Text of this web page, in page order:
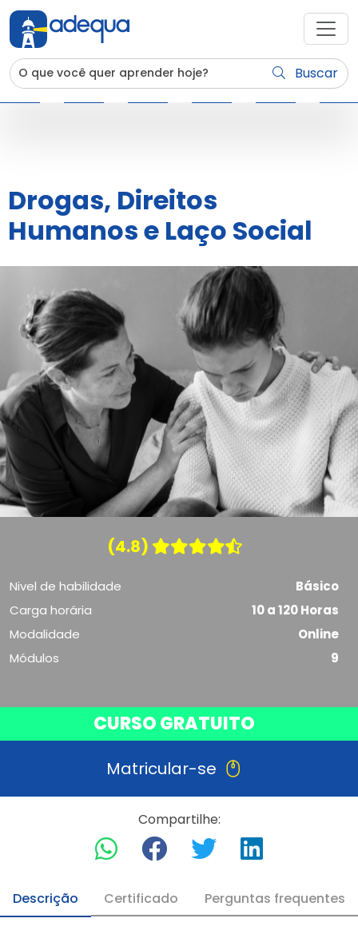
Buscar
Drogas, Direitos
Humanos e Laço Social
(4.8)
Nivel de habilidade
Básico
Carga horária
10 a 120 Horas
Modalidade
Online
Módulos
9
CURSO GRATUITO
Matricular-se
Compartilhe:
Descrição Certificado Perguntas frequentes